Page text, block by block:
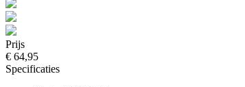
Prijs
€ 64,95
Specificaties